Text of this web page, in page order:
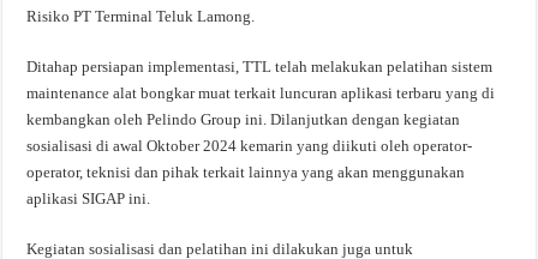
Risiko PT Terminal Teluk Lamong.
Ditahap persiapan implementasi, TTL telah melakukan pelatihan sistem
maintenance alat bongkar muat terkait luncuran aplikasi terbaru yang di
kembangkan oleh Pelindo Group ini. Dilanjutkan dengan kegiatan
sosialisasi di awal Oktober 2024 kemarin yang diikuti oleh operator-
operator, teknisi dan pihak terkait lainnya yang akan menggunakan
aplikasi SIGAP ini.
Kegiatan sosialisasi dan pelatihan ini dilakukan juga untuk